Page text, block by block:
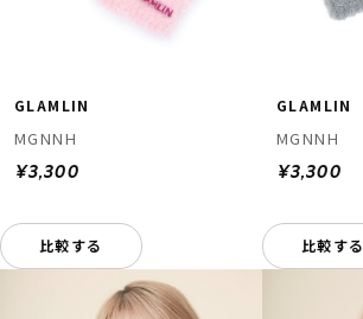
GLAMLIN
MGNNH
¥3,300
比較する
GLAMLIN
MGNNH
¥3,300
比較する